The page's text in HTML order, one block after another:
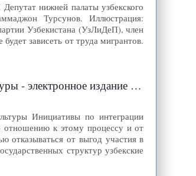
нижней палаты узбекского
Турсунов. Иллюстрация:
Узбекистана (УзЛиДеП), член
зависеть от труда мигрантов.
- электронное издание »
Инициативы по интеграции
отношению к этому процессу и от
отказываться от выгод участия в
структур узбекские